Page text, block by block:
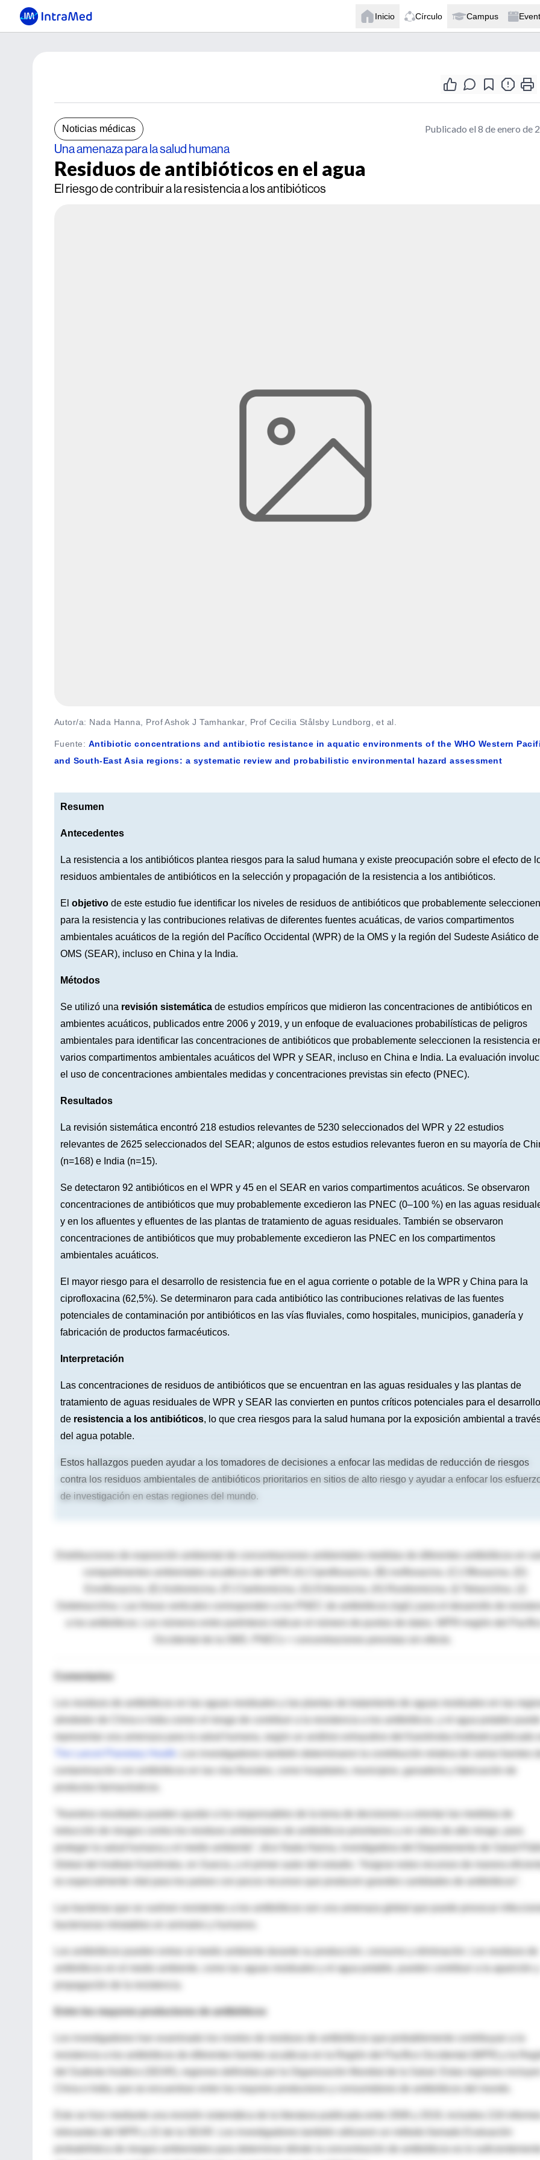
Inicio Círculo Campus
Noticias médicas Publicado el 8 de enero de
Una amenaza para la salud humana
Residuos de antibióticos en el agua
El riesgo de contribuir a la resistencia a los antibióticos
Autor/a: Nada Hanna, Prof Ashok J Tamhankar, Prof Cecilia Stålsby Lundborg, et al.
Fuente: Antibiotic concentrations and antibiotic resistance in aquatic environments of the WHO Western
and South-East Asia regions: a systematic review and probabilistic environmental hazard assessment
Resumen
Antecedentes
La resistencia a los antibióticos plantea riesgos para la salud humana y existe preocupación sobre el efecto de
residuos ambientales de antibióticos en la selección y propagación de la resistencia a los antibióticos.
El objetivo de este estudio fue identificar los niveles de residuos de antibióticos que probablemente seleccionen
para la resistencia y las contribuciones relativas de diferentes fuentes acuáticas, de varios compartimentos
ambientales acuáticos de la región del Pacífico Occidental (WPR) de la OMS y la región del Sudeste Asiático
OMS (SEAR), incluso en China y la India.
Métodos
Se utilizó una revisión sistemática de estudios empíricos que midieron las concentraciones de antibióticos en
ambientes acuáticos, publicados entre 2006 y 2019, y un enfoque de evaluaciones probabilísticas de peligros
ambientales para identificar las concentraciones de antibióticos que probablemente seleccionen la resistencia
varios compartimentos ambientales acuáticos del WPR y SEAR, incluso en China e India. La evaluación
el uso de concentraciones ambientales medidas y concentraciones previstas sin efecto (PNEC).
Resultados
La revisión sistemática encontró 218 estudios relevantes de 5230 seleccionados del WPR y 22 estudios
relevantes de 2625 seleccionados del SEAR; algunos de estos estudios relevantes fueron en su mayoría de
(n=168) e India (n=15).
Se detectaron 92 antibióticos en el WPR y 45 en el SEAR en varios compartimentos acuáticos. Se observaron
concentraciones de antibióticos que muy probablemente excedieron las PNEC (0–100 %) en las aguas
y en los afluentes y efluentes de las plantas de tratamiento de aguas residuales. También se observaron
concentraciones de antibióticos que muy probablemente excedieron las PNEC en los compartimentos
ambientales acuáticos.
El mayor riesgo para el desarrollo de resistencia fue en el agua corriente o potable de la WPR y China para la
ciprofloxacina (62,5%). Se determinaron para cada antibiótico las contribuciones relativas de las fuentes
potenciales de contaminación por antibióticos en las vías fluviales, como hospitales, municipios, ganadería y
fabricación de productos farmacéuticos.
Interpretación
Las concentraciones de residuos de antibióticos que se encuentran en las aguas residuales y las plantas de
tratamiento de aguas residuales de WPR y SEAR las convierten en puntos críticos potenciales para el desarrollo
de resistencia a los antibióticos, lo que crea riesgos para la salud humana por la exposición ambiental a
del agua potable.
Estos hallazgos pueden ayudar a los tomadores de decisiones a enfocar las medidas de reducción de riesgos
contra los residuos ambientales de antibióticos prioritarios en sitios de alto riesgo y ayudar a enfocar los
de investigación en estas regiones del mundo.
Las líneas verticales corresponden a los PNEC de antibióticos (ng/L) para el desarrollo de
WPR=región del
Comentarios
Los residuos de antibióticos en las aguas residuales y las plantas de tratamiento de aguas residuales en las
alrededor de China e India corren el riesgo de contribuir a la resistencia a los antibióticos, y el agua potable
representar una amenaza para la salud humana, según un análisis exhaustivo del Karolinska Institutet publicado
. Los investigadores también determinaron la contribución relativa de varias fuentes
contaminación con antibióticos en las vías fluviales, como hospitales, municipios, ganadería y fabricación de
reducción de riesgos contra los residuos ambientales de antibióticos prioritarios y en sitios de alto riesgo, para
proteger la salud humana y el medio ambiente", dice Nada Hanna, investigadora del Departamento de Salud
Global del Instituto Karolinska. en Suecia, y el primer autor del estudio. “Asignar estos recursos de manera
antibióticos en el medio ambiente, como las aguas residuales y el agua potable, pueden contribuir a la aparición y
propagación de la resistencia.
Entre los mayores productores de antibióticos
Los investigadores han examinado los niveles de residuos de antibióticos que probablemente contribuyan a la
resistencia a los antibióticos de diferentes fuentes acuáticas en la Región del Pacífico Occidental (WPR) y la
del Sudeste Asiático (SEAR), regiones definidas por la Organización Mundial de la Salud. Estas regiones
China e India, que se encuentran entre los mayores productores y consumidores de antibióticos del mundo.
relevantes del WPR y 22 de la SEAR. Los investigadores también utilizaron un método llamado Evaluación
probabilística de riesgos ambientales para determinar dónde la concentración de antibióticos es lo